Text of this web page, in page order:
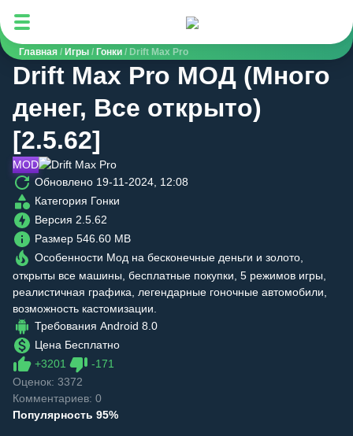
Mods-for-Android.com
Главная / Игры / Гонки / Drift Max Pro
Drift Max Pro МОД (Много
денег, Все открыто)
[2.5.62]
MOD
Обновлено 19-11-2024, 12:08
Категория Гонки
Версия 2.5.62
Размер 546.60 MB
Особенности Мод на бесконечные деньги и золото,
открыты все машины, бесплатные покупки, 5 режимов игры,
реалистичная графика, легендарные гоночные автомобили,
возможность кастомизации.
Требования Android 8.0
Цена Бесплатно
+3201 Like -171
Оценок: 3372
Комментариев: 0
Популярность 95%